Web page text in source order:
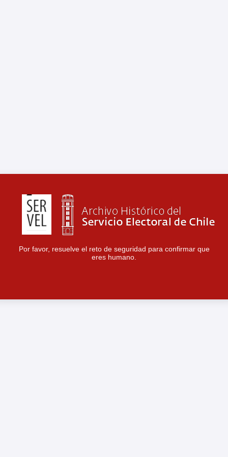
Por favor, resuelve el reto de seguridad para confirmar que
eres humano.